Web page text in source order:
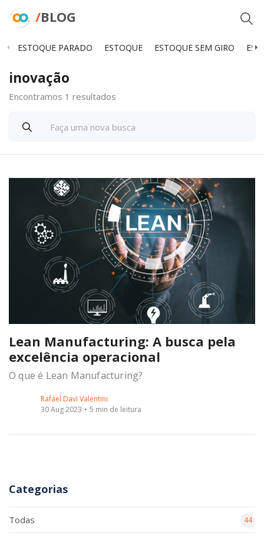
/BLOG
ESTOQUE PARADO ESTOQUE ESTOQUE SEM GIRO
inovação
Encontramos 1 resultados
Faça uma nova busca
Lean Manufacturing: A busca pela
excelência operacional
O que é Lean Manufacturing?
Rafael Davi Valentini
30 Aug 2023
5 min de leitura
Categorias
Todas 44